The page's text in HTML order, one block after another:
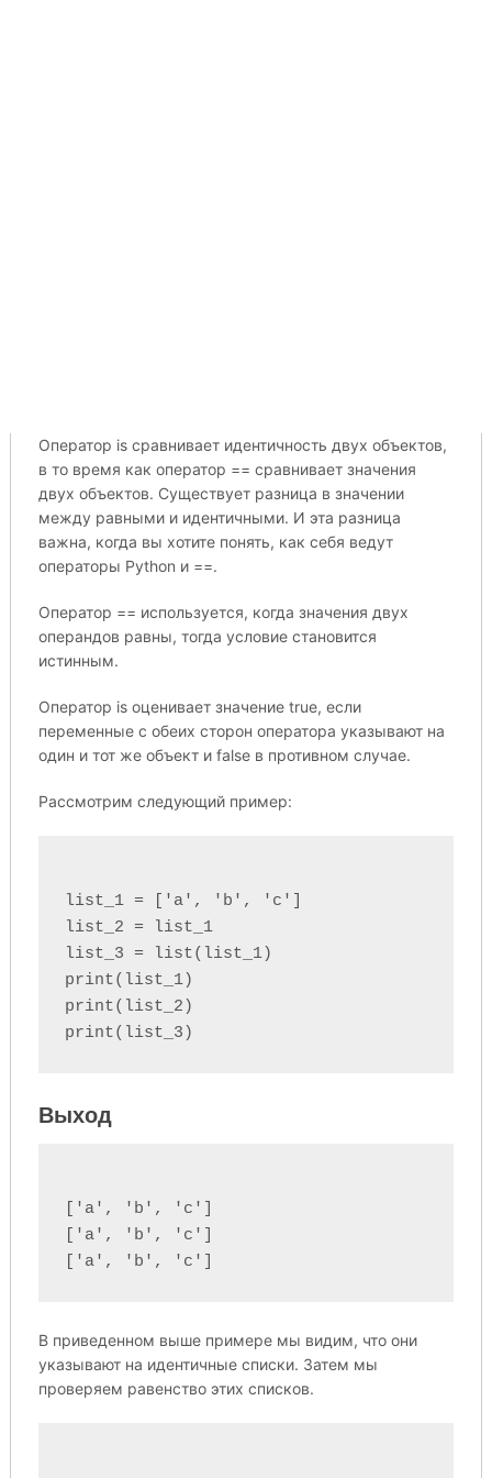
Оператор is сравнивает идентичность двух объектов,
в то время как оператор == сравнивает значения
двух объектов. Существует разница в значении
между равными и идентичными. И эта разница
важна, когда вы хотите понять, как себя ведут
операторы Python и ==.
Оператор == используется, когда значения двух
операндов равны, тогда условие становится
истинным.
Оператор is оценивает значение true, если
переменные с обеих сторон оператора указывают на
один и тот же объект и false в противном случае.
Рассмотрим следующий пример:
list_1 = ['a', 'b', 'c']
list_2 = list_1
list_3 = list(list_1)
print(list_1)
print(list_2)
Выход
['a', 'b', 'c']
['a', 'b', 'c']
В приведенном выше примере мы видим, что они
указывают на идентичные списки. Затем мы
проверяем равенство этих списков.